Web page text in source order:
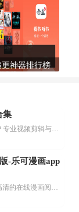
神器排行榜
集
想制作出专业级的短视频或Vlog？专业视频剪辑与特效制作大全专题为你提供了从剪辑、抠像到特效包装的全套解决方案。无论是添加炫酷的片头、进行精准的视频抠图，还是制...
-乐可漫画app
乐可漫画APP，堪称主打免费与高清的在线漫画阅读神器。其官方版提供海量完整版漫画资源，无论是国内漫画，还是日漫、韩漫、台漫、美漫等国外漫画，应有尽有，随时供你阅读。只需轻点一下，便能直接进入阅读界面。不仅如此，乐可漫画最新版本更新速度极快，在这里，你总能抢先看到全网一手漫画章节内容！...